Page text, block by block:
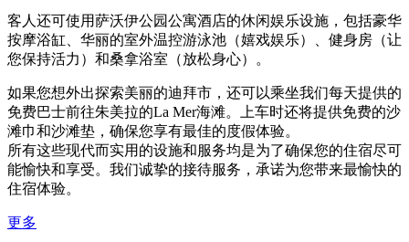
客人还可使用萨沃伊公园公寓酒店的休闲娱乐设施，包括豪华
按摩浴缸、华丽的室外温控游泳池（嬉戏娱乐）、健身房（让
您保持活力）和桑拿浴室（放松身心）。
如果您想外出探索美丽的迪拜市，还可以乘坐我们每天提供的
免费巴士前往朱美拉的La Mer海滩。上车时还将提供免费的沙
滩巾和沙滩垫，确保您享有最佳的度假体验。
所有这些现代而实用的设施和服务均是为了确保您的住宿尽可
能愉快和享受。我们诚挚的接待服务，承诺为您带来最愉快的
住宿体验。
更多